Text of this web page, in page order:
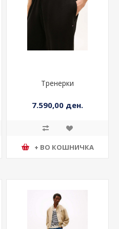
Тренерки
7.590,00 ден.
+ ВО КОШНИЧКА